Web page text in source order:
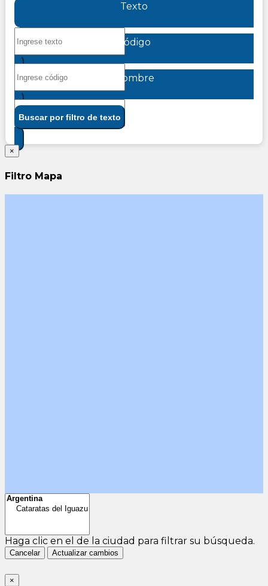
Texto
Código
Nombre
Buscar por filtro de texto
×
Filtro Mapa
Haga clic en el de la ciudad para filtrar su búsqueda.
Cancelar Actualizar cambios
×